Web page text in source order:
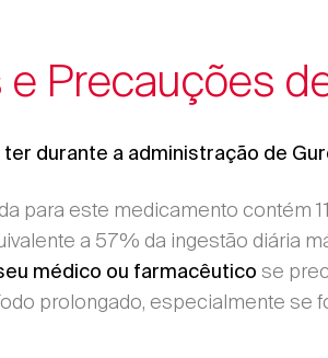
Precauções
durante a administração de
para este medicamento contém
a 57% da ingestão diária
médico ou farmacêutico se
prolongado, especialmente se